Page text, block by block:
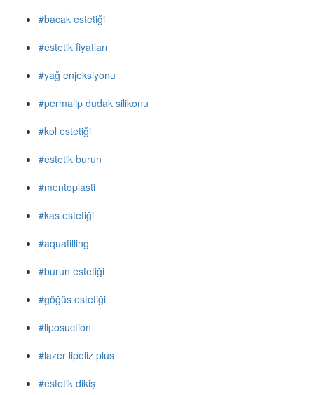
#bacak estetiği
#estetik fiyatları
#yağ enjeksiyonu
#permalip dudak silikonu
#kol estetiği
#estetik burun
#mentoplasti
#kas estetiği
#aquafilling
#burun estetiği
#göğüs estetiği
#liposuction
#lazer lipoliz plus
#estetik dikiş